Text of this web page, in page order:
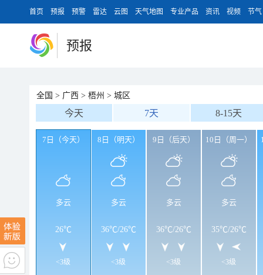
首页 预报 预警 雷达 云图 天气地图 专业产品 资讯 视频 节气
预报
全国 > 广西 > 梧州 > 城区
今天 7天 8-15天
7日（今天）
多云
26℃
<3级
8日（明天）
多云
36℃/26℃
<3级
9日（后天）
多云
36℃/26℃
<3级
10日（周一）
多云
35℃/26℃
<3级